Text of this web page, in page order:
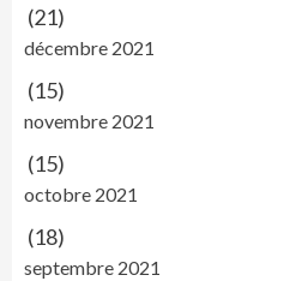
(21)
décembre 2021
(15)
novembre 2021
(15)
octobre 2021
(18)
septembre 2021